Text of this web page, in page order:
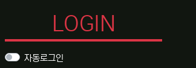
LOGIN
자동로그인